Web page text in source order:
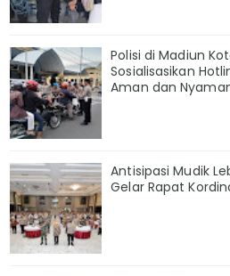
Polisi di Madiun
Sosialisasikan
Aman dan
Antisipasi Mudik
Gelar Rapat